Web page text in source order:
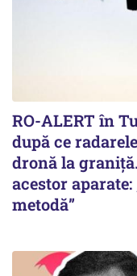
RO-ALERT în
după ce
dronă la
acestor
metodă”